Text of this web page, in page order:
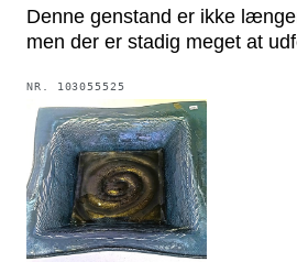
Denne genstand er ikke
men der er stadig meget at
NR. 103055525